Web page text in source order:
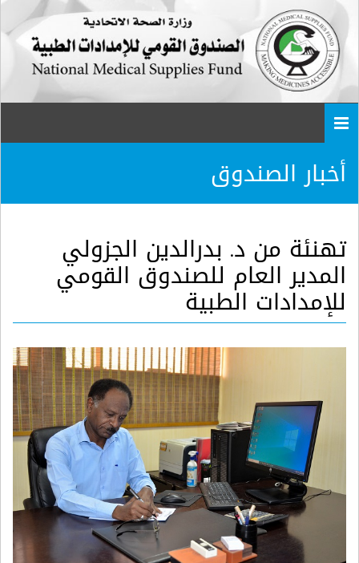
أخبار الصندوق
تهنئة من د. بدرالدين الجزولي
المدير العام للصندوق القومي
للإمدادات الطبية